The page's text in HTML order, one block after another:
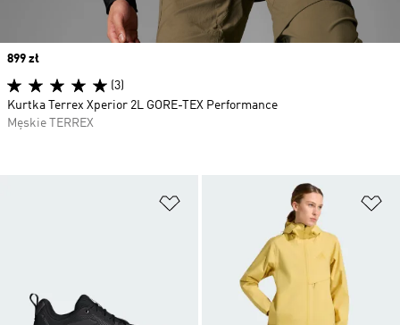
Dodaj do listy życzeń
Price
899 zł
(3)
Kurtka Terrex Xperior 2L GORE-TEX Performance
Męskie TERREX